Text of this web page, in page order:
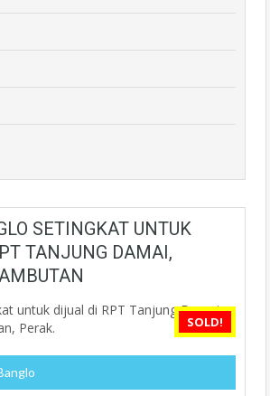
SETINGKAT UNTUK
TANJUNG DAMAI,
SOLD!